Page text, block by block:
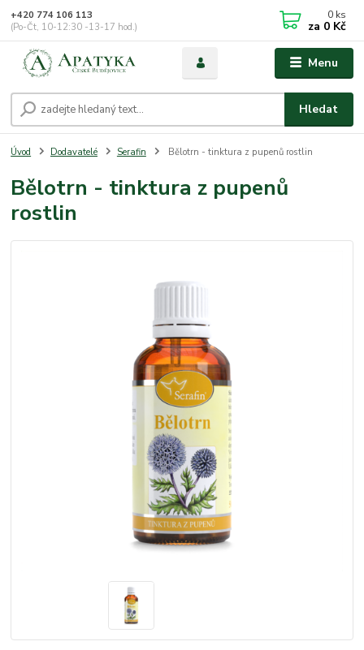
Menu
Hledat
+420 774 106 113
(Po-Čt, 10-12:30 -13-17 hod.)
0 ks
za 0 Kč
Úvod Dodavatelé Serafin Bělotrn - tinktura z pupenů rostlin
Bělotrn - tinktura z pupenů
rostlin